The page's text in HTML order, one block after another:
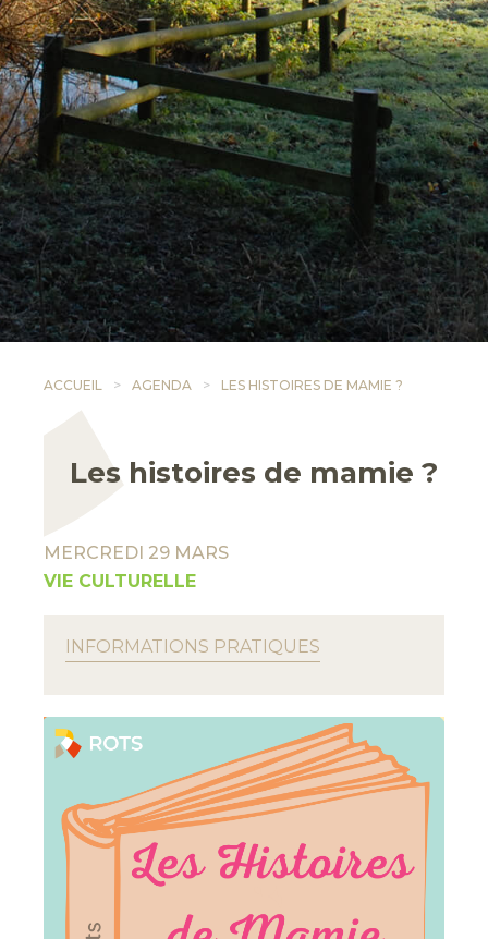
ACCUEIL AGENDA LES HISTOIRES DE MAMIE ?
Les histoires de mamie ?
MERCREDI 29 MARS
VIE CULTURELLE
INFORMATIONS PRATIQUES